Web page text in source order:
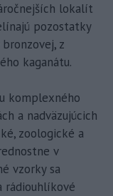
lokalít
pozostatky
z
kaganátu.
komplexného
a nadväzujúcich
zoologické a
v
vzorky sa
rádiouhlíkové